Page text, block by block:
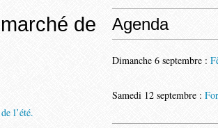
de
Agenda
Dimanche 6 septembre :
Samedi 12 septembre :